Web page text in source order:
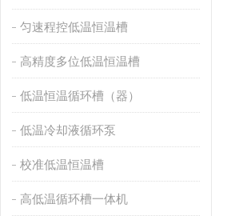
匀速程控低温恒温槽
高精度多位低温恒温槽
低温恒温循环槽（器）
低温冷却液循环泵
校准低温恒温槽
高低温循环槽一体机